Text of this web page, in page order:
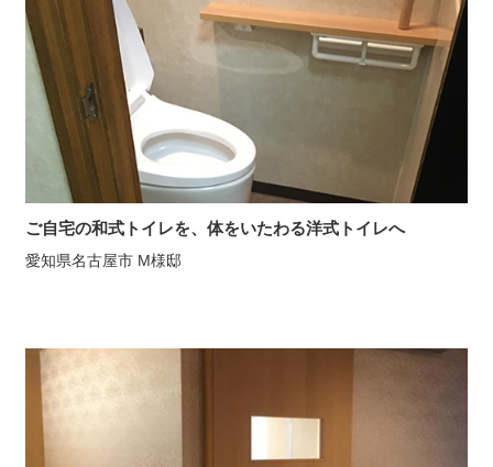
ご自宅の和式トイレを、体をいたわる洋式トイレへ
愛知県名古屋市 M様邸